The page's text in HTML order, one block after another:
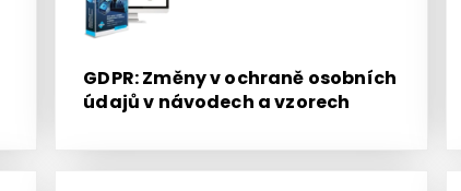
GDPR: Změny v ochraně osobních
údajů v návodech a vzorech